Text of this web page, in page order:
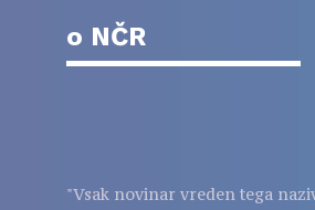
o NČR
"Vsak novinar vreden tega